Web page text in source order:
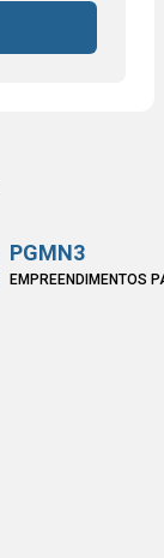
PGMN3